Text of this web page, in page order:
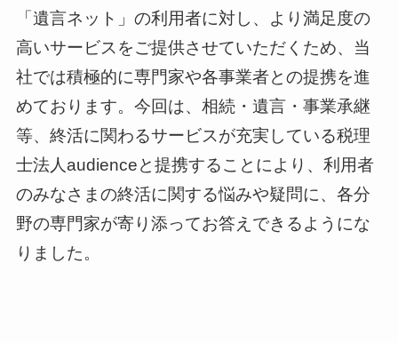
「遺言ネット」の利用者に対し、より満足度の
高いサービスをご提供させていただくため、当
社では積極的に専門家や各事業者との提携を進
めております。今回は、相続・遺言・事業承継
等、終活に関わるサービスが充実している税理
士法人audienceと提携することにより、利用者
のみなさまの終活に関する悩みや疑問に、各分
野の専門家が寄り添ってお答えできるようにな
りました。